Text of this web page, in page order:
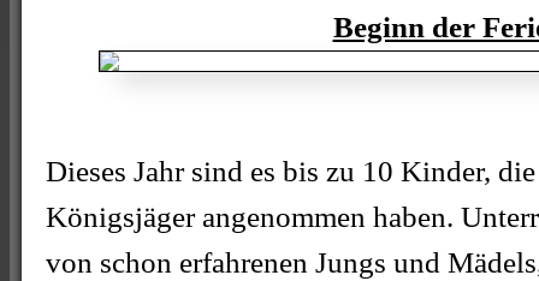
Beginn der
Dieses Jahr sind es bis zu 10 Kinder,
Königsjäger angenommen haben.
von schon erfahrenen Jungs und